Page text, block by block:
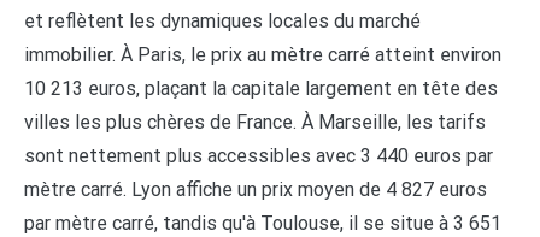
et reflètent les dynamiques locales du marché
immobilier. À Paris, le prix au mètre carré atteint environ
10 213 euros, plaçant la capitale largement en tête des
villes les plus chères de France. À Marseille, les tarifs
sont nettement plus accessibles avec 3 440 euros par
mètre carré. Lyon affiche un prix moyen de 4 827 euros
par mètre carré, tandis qu'à Toulouse, il se situe à 3 651